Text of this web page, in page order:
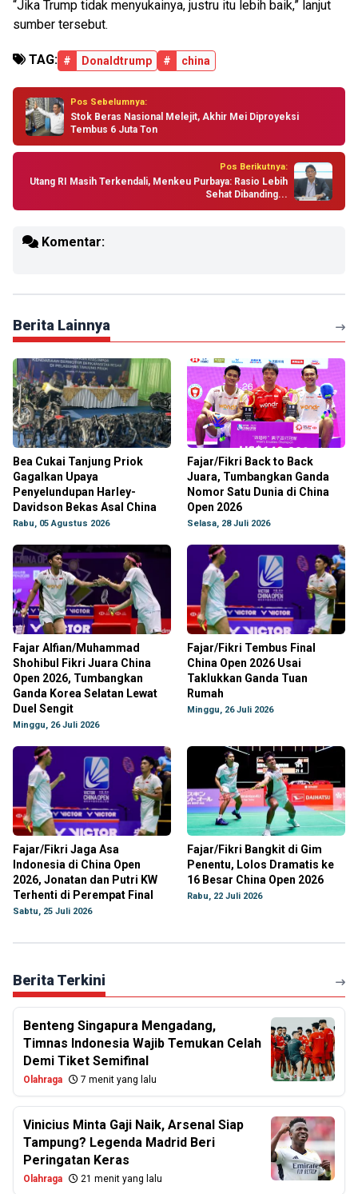
“Jika Trump tidak menyukainya, justru itu lebih baik,” lanjut
sumber tersebut.
TAG: # Donaldtrump # china
Pos Sebelumnya:
Stok Beras Nasional Melejit, Akhir Mei Diproyeksi
Tembus 6 Juta Ton
Pos Berikutnya:
Utang RI Masih Terkendali, Menkeu Purbaya: Rasio Lebih
Sehat Dibanding...
Komentar:
Berita Lainnya
Bea Cukai Tanjung Priok
Gagalkan Upaya
Penyelundupan Harley-
Davidson Bekas Asal China
Rabu, 05 Agustus 2026
Fajar/Fikri Back to Back
Juara, Tumbangkan Ganda
Nomor Satu Dunia di China
Open 2026
Selasa, 28 Juli 2026
Fajar Alfian/Muhammad
Shohibul Fikri Juara China
Open 2026, Tumbangkan
Ganda Korea Selatan Lewat
Duel Sengit
Minggu, 26 Juli 2026
Fajar/Fikri Tembus Final
China Open 2026 Usai
Taklukkan Ganda Tuan
Rumah
Minggu, 26 Juli 2026
Fajar/Fikri Jaga Asa
Indonesia di China Open
2026, Jonatan dan Putri KW
Terhenti di Perempat Final
Sabtu, 25 Juli 2026
Fajar/Fikri Bangkit di Gim
Penentu, Lolos Dramatis ke
16 Besar China Open 2026
Rabu, 22 Juli 2026
Berita Terkini
Benteng Singapura Mengadang,
Timnas Indonesia Wajib Temukan Celah
Demi Tiket Semifinal
Olahraga 7 menit yang lalu
Vinicius Minta Gaji Naik, Arsenal Siap
Tampung? Legenda Madrid Beri
Peringatan Keras
Olahraga 21 menit yang lalu